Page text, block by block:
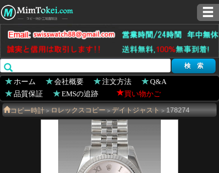
ホーム 会社概要 注文方法
Q&A
品質保証
EMSの追跡 買い物かご
コピー時計 > ロレックスコピー > デイトジャスト > 178274